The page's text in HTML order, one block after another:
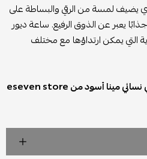
يضيف لمسة من الرقي والبساطة على
يعبر عن الذوق الرفيع. ساعة ديور
التي يمكن ارتداؤها مع مختلف
اجعلي من ساعة ديور ميني ذهبي نسائي مينا أسود من eseven store